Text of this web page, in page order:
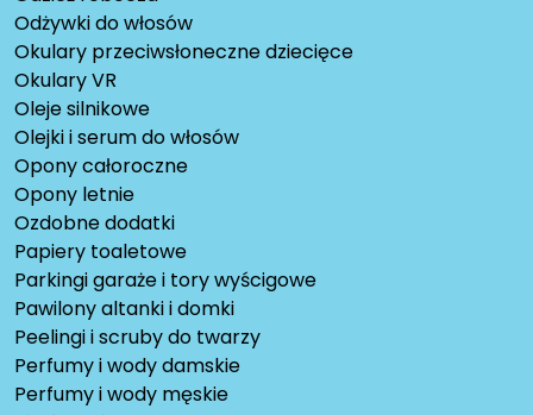
Odżywki do włosów
Okulary przeciwsłoneczne dziecięce
Okulary VR
Oleje silnikowe
Olejki i serum do włosów
Opony całoroczne
Opony letnie
Ozdobne dodatki
Papiery toaletowe
Parkingi garaże i tory wyścigowe
Pawilony altanki i domki
Peelingi i scruby do twarzy
Perfumy i wody damskie
Perfumy i wody męskie